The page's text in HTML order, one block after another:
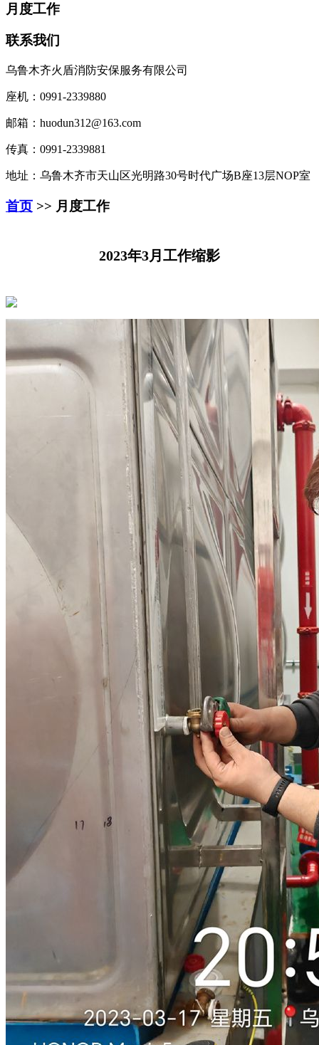
月度工作
联系我们
乌鲁木齐火盾消防安保服务有限公司
座机：0991-2339880
邮箱：huodun312@163.com
传真：0991-2339881
地址：乌鲁木齐市天山区光明路30号时代广场B座13层NOP室
首页 >> 月度工作
2023年3月工作缩影